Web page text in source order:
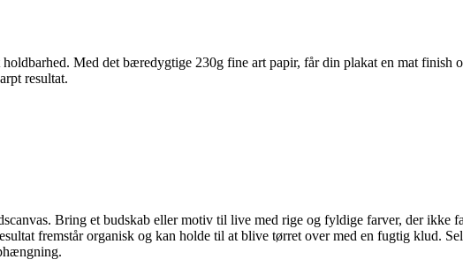
Med det bæredygtige 230g fine art papir, får din plakat en mat finish
resultat.
Bring et budskab eller motiv til live med rige og fyldige farver, der ikke
fremstår organisk og kan holde til at blive tørret over med en fugtig klud.